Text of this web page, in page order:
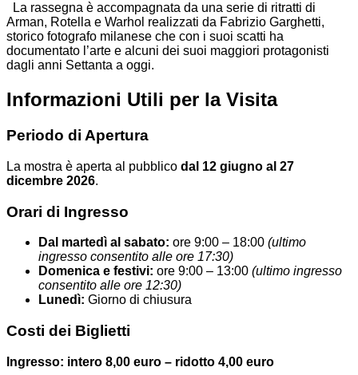
La rassegna è accompagnata da una serie di ritratti di
Arman, Rotella e Warhol realizzati da Fabrizio Garghetti,
storico fotografo milanese che con i suoi scatti ha
documentato l’arte e alcuni dei suoi maggiori protagonisti
dagli anni Settanta a oggi.
Informazioni Utili per la Visita
Periodo di Apertura
La mostra è aperta al pubblico dal 12 giugno al 27
dicembre 2026.
Orari di Ingresso
Dal martedì al sabato: ore 9:00 – 18:00 (ultimo
ingresso consentito alle ore 17:30)
Domenica e festivi: ore 9:00 – 13:00 (ultimo ingresso
consentito alle ore 12:30)
Lunedì: Giorno di chiusura
Costi dei Biglietti
Ingresso: intero 8,00 euro – ridotto 4,00 euro